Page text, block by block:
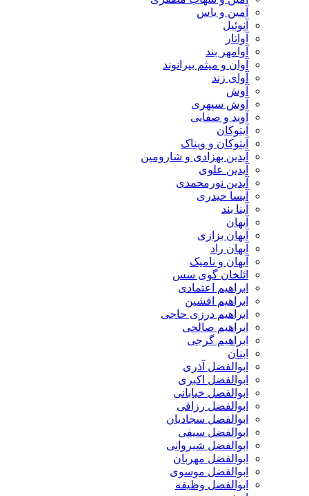
آمین و یاس
آنوئیل
آواتار
آوامهر بند
آوان و میثم بیرانوند
آوای زند
آوش
آوش سپهری
آوید و صفایی
آیتوکان
آیتوکان و ویناک
آیدین بهزادی و شارومین
آیدین علوی
آیدین نورمحمدی
آیسا حیدری
آینا بند
آیهان
آیهان بزازی
آیهان راد
آیهان و نامیک
ائلخان گوی سس
ابراهیم اعتمادی
ابراهیم افشین
ابراهیم درزی حاجی
ابراهیم صالحی
ابراهیم گرجی
ابنان
ابوالفضل آذری
ابوالفضل اکبری
ابوالفضل خیابانی
ابوالفضل رزاقی
ابوالفضل سجادیان
ابوالفضل سیفی
ابوالفضل شیروانی
ابوالفضل مهربان
ابوالفضل موسوی
ابوالفضل وظیفه